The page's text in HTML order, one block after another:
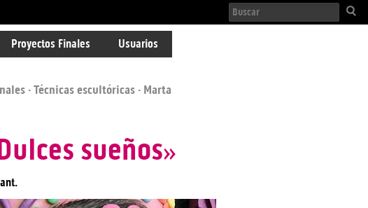
Proyectos Finales Usuarios
·Técnicas escultóricas · Marta
sueños»